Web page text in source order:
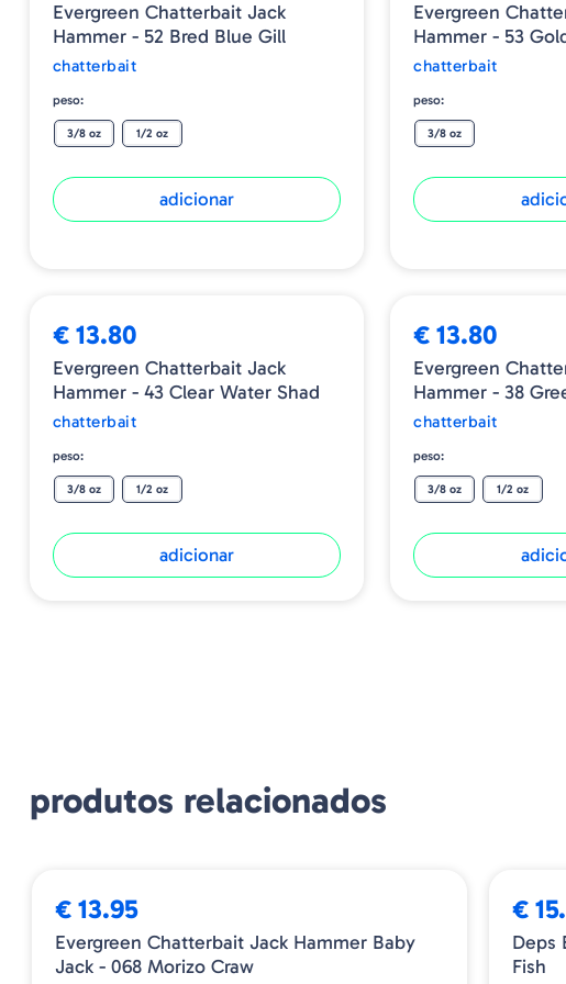
Evergreen Chatterbait Jack
Hammer - 52 Bred Blue Gill
chatterbait
peso:
3/8 oz 1/2 oz
adicionar
Evergreen
Hammer - 53
chatterbait
peso:
3/8 oz
€ 13.80
Evergreen Chatterbait Jack
Hammer - 43 Clear Water Shad
chatterbait
peso:
3/8 oz 1/2 oz
adicionar
€ 13.80
Evergreen
Hammer - 38
chatterbait
peso:
3/8 oz 1/2 oz
produtos relacionados
€ 13.95
Evergreen Chatterbait Jack Hammer Baby
Jack - 068 Morizo Craw
€
Deps
Fish